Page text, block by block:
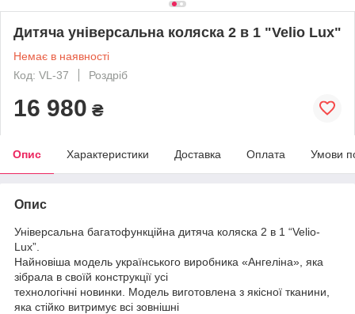
Дитяча універсальна коляска 2 в 1 "Velio Lux"
Немає в наявності
Код: VL-37
Роздріб
16 980 ₴
Опис Характеристики Доставка Оплата Умови
Опис
Універсальна багатофункційна дитяча коляска 2 в 1 “Velio-
Lux”.
Найновіша модель українського виробника «Ангеліна», яка
зібрала в своїй конструкції усі
технологічні новинки. Модель виготовлена з якісної тканини,
яка стійко витримує всі зовнішні